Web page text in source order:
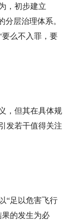
，初步建立
层治理体系。
么不入罪，要
，但其在具体规
发若干值得关注
“足以危害飞行
的发生为必